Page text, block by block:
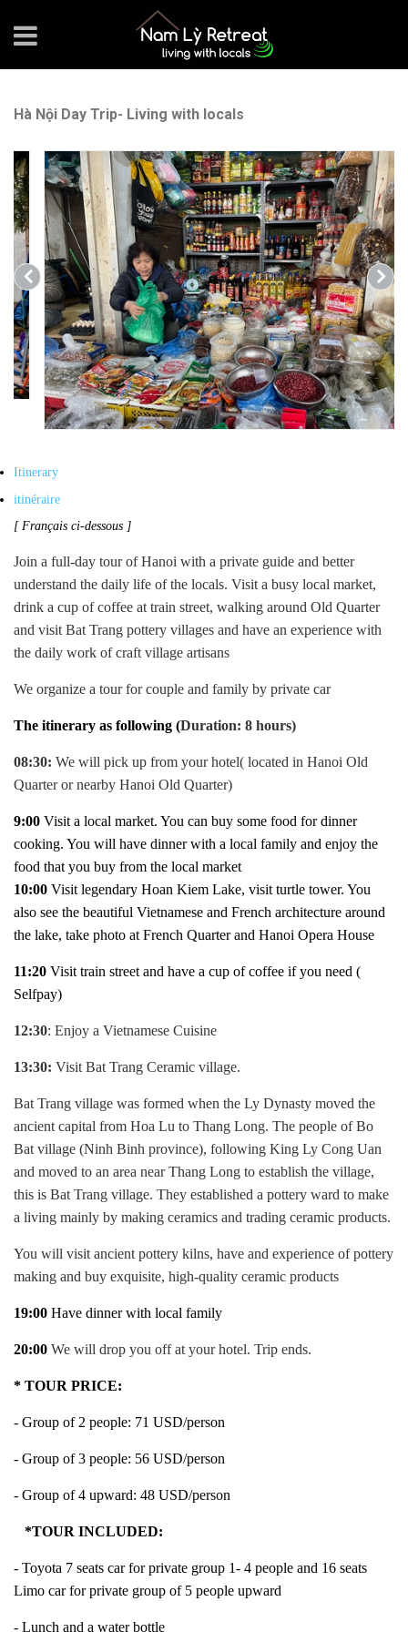
Hà Nội Day Trip- Living with locals
Itinerary
itinéraire
[ Français ci-dessous ]
Join a full-day tour of Hanoi with a private guide and better
understand the daily life of the locals. Visit a busy local market,
drink a cup of coffee at train street, walking around Old Quarter
and visit Bat Trang pottery villages and have an experience with
the daily work of craft village artisans
We organize a tour for couple and family by private car
The itinerary as following (Duration: 8 hours)
08:30: We will pick up from your hotel( located in Hanoi Old
Quarter or nearby Hanoi Old Quarter)
9:00 Visit a local market. You can buy some food for dinner
cooking. You will have dinner with a local family and enjoy the
food that you buy from the local market
10:00 Visit legendary Hoan Kiem Lake, visit turtle tower. You
also see the beautiful Vietnamese and French architecture around
the lake, take photo at French Quarter and Hanoi Opera House
11:20 Visit train street and have a cup of coffee if you need (
Selfpay)
12:30: Enjoy a Vietnamese Cuisine
13:30: Visit Bat Trang Ceramic village.
Bat Trang village was formed when the Ly Dynasty moved the
ancient capital from Hoa Lu to Thang Long. The people of Bo
Bat village (Ninh Binh province), following King Ly Cong Uan
and moved to an area near Thang Long to establish the village,
this is Bat Trang village. They established a pottery ward to make
a living mainly by making ceramics and trading ceramic products.
You will visit ancient pottery kilns, have and experience of pottery
making and buy exquisite, high-quality ceramic products
19:00 Have dinner with local family
20:00 We will drop you off at your hotel. Trip ends.
* TOUR PRICE:
- Group of 2 people: 71 USD/person
- Group of 3 people: 56 USD/person
- Group of 4 upward: 48 USD/person
*TOUR INCLUDED:
- Toyota 7 seats car for private group 1- 4 people and 16 seats
Limo car for private group of 5 people upward
- Lunch and a water bottle